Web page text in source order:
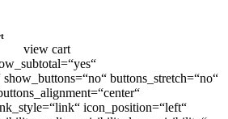
view cart
buttons_stretch=“no“
icon_position=“left“